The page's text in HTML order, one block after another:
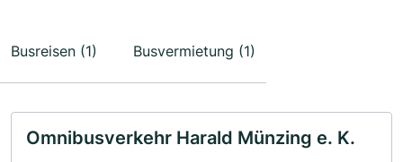
Busreisen (1) Busvermietung (1)
Omnibusverkehr Harald Münzing e. K.